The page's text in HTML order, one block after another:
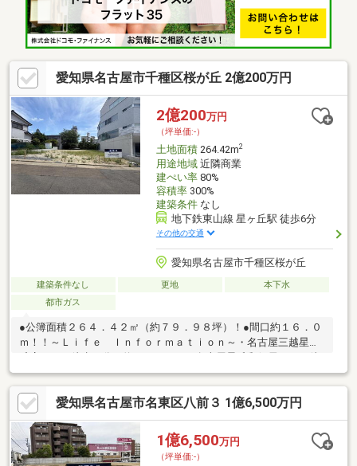
愛知県名古屋市千種区桜が丘 2億200万円
2億200万円
（坪単価:-）
土地面積264.42m2
用途地域近隣商業
建ぺい率80%
容積率300%
建築条件なし
地下鉄東山線 星ヶ丘駅 徒歩6分
その他の交通
愛知県名古屋市千種区桜が丘
建築条件なし 更地
本下水
都市ガス
●公簿面積２６４．４２㎡（約７９．９８坪）！●間口約１６．０
ｍ！！～Ｌｉｆｅ Ｉｎｆｏｒｍａｔｉｏｎ～・名古屋三越星ヶ
歩５分（約３８０ｍ）・ファミリーマート東山線星ヶ丘駅
店・・・徒歩７分（約５２０ｍ）・星が丘テラス・・・徒歩１０
分（約７５０ｍ）・マックスバリュ一社店・・・徒歩１２分（約
９００ｍ）
愛知県名古屋市名東区八前３ 1億6,500万円
1億6,500万円
（坪単価:-）